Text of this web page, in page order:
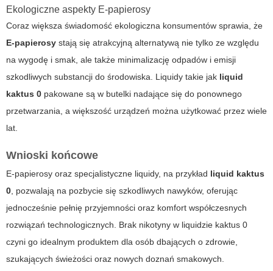
Ekologiczne aspekty E-papierosy
Coraz większa świadomość ekologiczna konsumentów sprawia, że
E-papierosy stają się atrakcyjną alternatywą nie tylko ze względu
na wygodę i smak, ale także minimalizację odpadów i emisji
szkodliwych substancji do środowiska. Liquidy takie jak liquid
kaktus 0 pakowane są w butelki nadające się do ponownego
przetwarzania, a większość urządzeń można użytkować przez wiele
lat.
Wnioski końcowe
E-papierosy oraz specjalistyczne liquidy, na przykład liquid kaktus
0, pozwalają na pozbycie się szkodliwych nawyków, oferując
jednocześnie pełnię przyjemności oraz komfort współczesnych
rozwiązań technologicznych. Brak nikotyny w liquidzie kaktus 0
czyni go idealnym produktem dla osób dbających o zdrowie,
szukających świeżości oraz nowych doznań smakowych.